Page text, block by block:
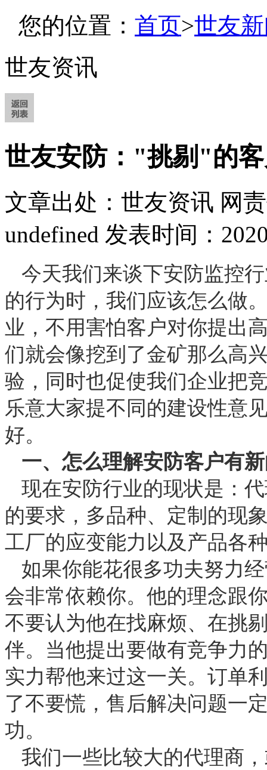
您的位置： 首页>世友
世友资讯
世友安防："挑剔"的
文章出处：世友资讯 网
undefined 发表时间：
今天我们来谈下安防监控
的行为时，我们应该怎么做
业，不用害怕客户对你提出
们就会像挖到了金矿那么高
验，同时也促使我们企业把
乐意大家提不同的建设性意
好。
一、怎么理解安防客户有
现在安防行业的现状是：
的要求，多品种、定制的现
工厂的应变能力以及产品各
如果你能花很多功夫努力
会非常依赖你。他的理念跟
不要认为他在找麻烦、在挑
伴。当他提出要做有竞争力
实力帮他来过这一关。订单
了不要慌，售后解决问题一
功。
我们一些比较大的代理商